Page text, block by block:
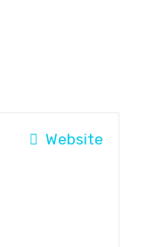
Website